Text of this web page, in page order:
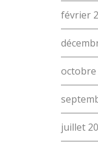
Tests
février
octobre
juillet